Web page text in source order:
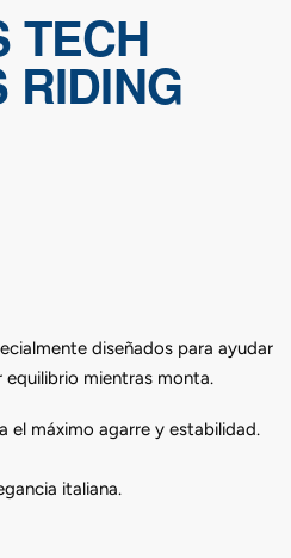
TECH
RIDING
diseñados para ayudar
mientras monta.
el máximo agarre y estabilidad.
italiana.